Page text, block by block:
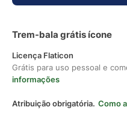
Trem-bala grátis ícone
Licença Flaticon
Grátis para uso pessoal e
informações
Atribuição obrigatória. Como